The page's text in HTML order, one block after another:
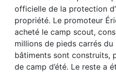
officielle de la protection
propriété. Le promoteur
acheté le camp scout,
millions de pieds carrés
bâtiments sont construits,
de camp d’été. Le reste a